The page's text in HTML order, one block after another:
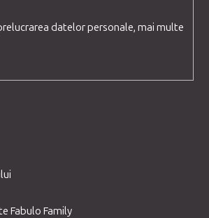
datelor personale, mai multe
Fabulo Family